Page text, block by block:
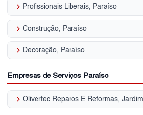
keyboard_arrow_right Profissionais Liberais, Paraíso
keyboard_arrow_right Construção, Paraíso
keyboard_arrow_right Decoração, Paraíso
Empresas de Serviços Paraíso
keyboard_arrow_right Olivertec Reparos E Reformas,